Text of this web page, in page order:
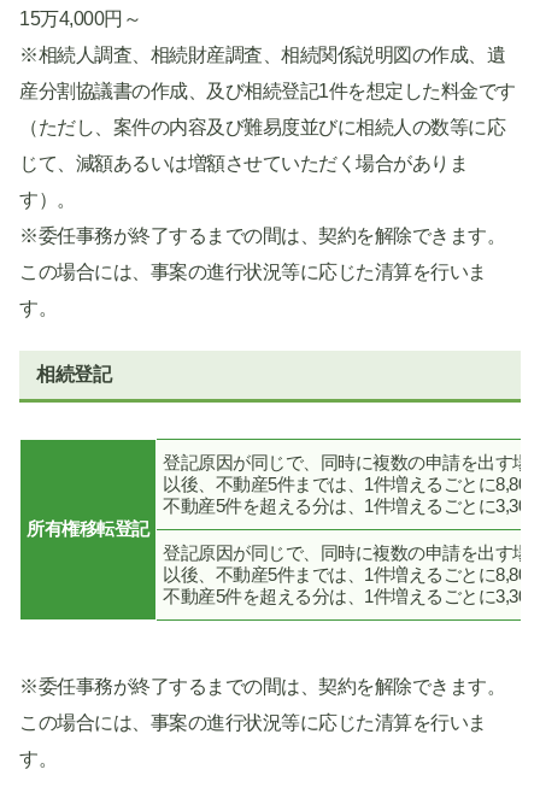
15万4,000円～
※相続人調査、相続財産調査、相続関係説明図の作成、遺
産分割協議書の作成、及び相続登記1件を想定した料金です
（ただし、案件の内容及び難易度並びに相続人の数等に応
じて、減額あるいは増額させていただく場合がありま
す）。
※委任事務が終了するまでの間は、契約を解除できます。
この場合には、事案の進行状況等に応じた清算を行いま
す。
相続登記
所有権移転登記
登記原因が同じで、同時に複数の申請を出す
以後、不動産5件までは、1件増えるごとに
不動産5件を超える分は、1件増えるごとに
登記原因が同じで、同時に複数の申請を出す
以後、不動産5件までは、1件増えるごとに
不動産5件を超える分は、1件増えるごとに
※委任事務が終了するまでの間は、契約を解除できます。
この場合には、事案の進行状況等に応じた清算を行いま
す。